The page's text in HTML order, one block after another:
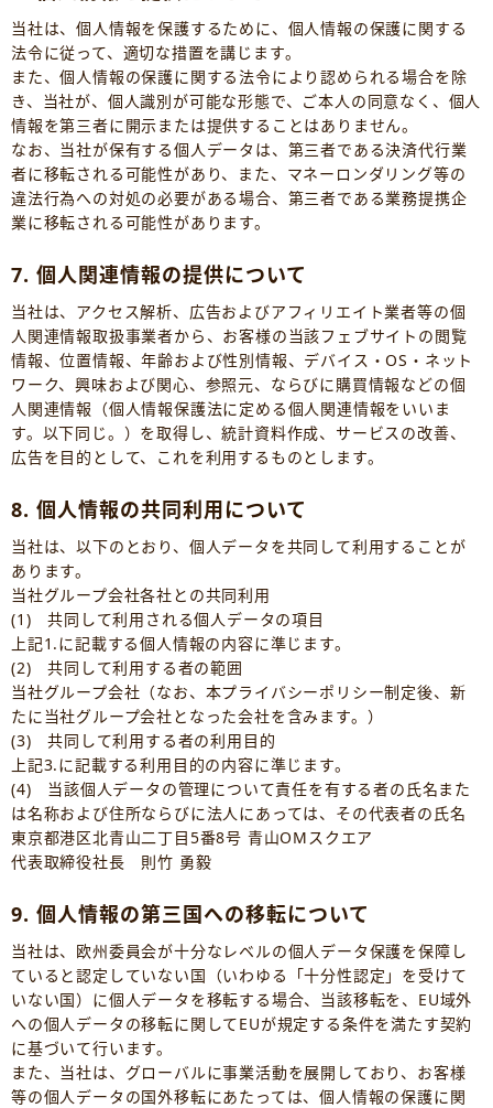
当社は、個人情報を保護するために、個人情報の保護に関する
法令に従って、適切な措置を講じます。
また、個人情報の保護に関する法令により認められる場合を除
き、当社が、個人識別が可能な形態で、ご本人の同意なく、個人
情報を第三者に開示または提供することはありません。
なお、当社が保有する個人データは、第三者である決済代行業
者に移転される可能性があり、また、マネーロンダリング等の
違法行為への対処の必要がある場合、第三者である業務提携企
業に移転される可能性があります。
7. 個人関連情報の提供について
当社は、アクセス解析、広告およびアフィリエイト業者等の個
人関連情報取扱事業者から、お客様の当該フェブサイトの閲覧
情報、位置情報、年齢および性別情報、デバイス・OS・ネット
ワーク、興味および関心、参照元、ならびに購買情報などの個
人関連情報（個人情報保護法に定める個人関連情報をいいま
す。以下同じ。）を取得し、統計資料作成、サービスの改善、
広告を目的として、これを利用するものとします。
8. 個人情報の共同利用について
当社は、以下のとおり、個人データを共同して利用することが
あります。
当社グループ会社各社との共同利用
(1) 共同して利用される個人データの項目
上記1.に記載する個人情報の内容に準じます。
(2) 共同して利用する者の範囲
当社グループ会社（なお、本プライバシーポリシー制定後、新
たに当社グループ会社となった会社を含みます。）
(3) 共同して利用する者の利用目的
上記3.に記載する利用目的の内容に準じます。
(4) 当該個人データの管理について責任を有する者の氏名また
は名称および住所ならびに法人にあっては、その代表者の氏名
東京都港区北青山二丁目5番8号 青山OMスクエア
代表取締役社長 則竹 勇毅
9. 個人情報の第三国への移転について
当社は、欧州委員会が十分なレベルの個人データ保護を保障し
ていると認定していない国（いわゆる「十分性認定」を受けて
いない国）に個人データを移転する場合、当該移転を、EU域外
への個人データの移転に関してEUが規定する条件を満たす契約
に基づいて行います。
また、当社は、グローバルに事業活動を展開しており、お客様
等の個人データの国外移転にあたっては、個人情報の保護に関